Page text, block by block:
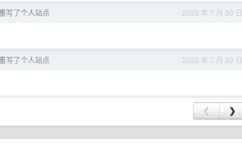
2023 年 7 月 30 日
写了个人站点
2023 年 7 月 30 日
写了个人站点
❮ ❯